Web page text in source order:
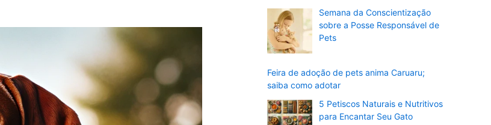
Semana da Conscientização
sobre a Posse Responsável de
Pets
Feira de adoção de pets anima Caruaru;
saiba como adotar
5 Petiscos Naturais e Nutritivos
para Encantar Seu Gato